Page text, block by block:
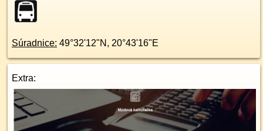
Súradnice: 49°32'12"N , 20°43'16"E
Extra: